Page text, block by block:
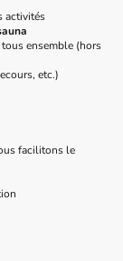
activités
ensemble (hors
etc.)
facilitons le